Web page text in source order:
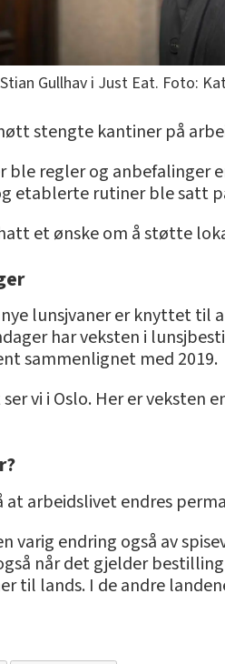
Gullhav i Just Eat. Foto:
stengte kantiner på
ble regler og anbefalinger
etablerte rutiner ble satt
et ønske om å støtte
lunsjvaner er knyttet til
har veksten i
sammenlignet med 2019.
vi i Oslo. Her er
at arbeidslivet endres
varig endring også av
når det gjelder
til lands. I de andre